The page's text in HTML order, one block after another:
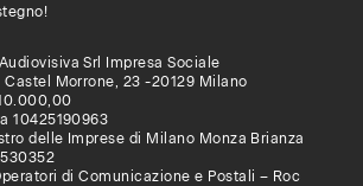
Srl Impresa Sociale
Castel Morrone, 23 -20129 Milano
10425190963
delle Imprese di Milano Monza Brianza
di Comunicazione e Postali – Roc